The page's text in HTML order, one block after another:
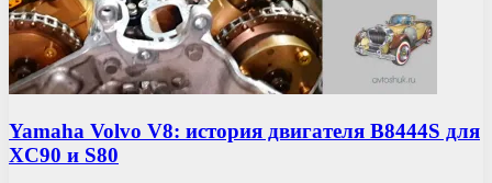
Yamaha Volvo V8: история двигателя B8444S для
XC90 и S80